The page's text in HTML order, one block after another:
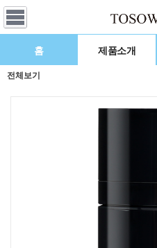
홈 제품소개
전체보기